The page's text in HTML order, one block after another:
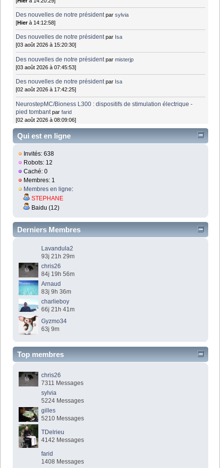
Des nouvelles de notre président parsylvia
[Hierà 14:12:58]
Des nouvelles de notre président par Isa
[03 août 2026 à 15:20:30]
Des nouvelles de notre président parmisterjp
[03 août 2026 à 07:45:53]
Des nouvelles de notre président par Isa
[02 août 2026 à 17:42:25]
NeurostepMC/Bioness L300 : dispositifs de stimulation électrique -
pied tombant parfarid
[02 août 2026 à 08:09:06]
Qui est en ligne
Invités: 638
Robots: 12
Caché: 0
Membres: 1
Membres en ligne:
STEPHANE
Baidu (12)
Derniers Membres
Lavandula2
93j 21h 29m
chris26
84j 19h 56m
Arnaud
83j 9h 36m
charlieboy
66j 21h 41m
Gyzmo34
63j 9m
Top membres
chris26
7311 Messages
sylvia
5224 Messages
gilles
5210 Messages
TDelrieu
4142 Messages
farid
1408 Messages